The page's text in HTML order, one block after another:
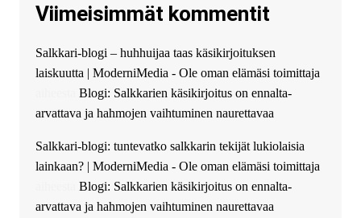
guest_4889 :Cmon Suomi 👏
The Admin: High five! You’ve
successfully installed Simple
Ajax Chat.
Viimeisimmät kommentit
Salkkari-blogi – huhhuijaa taas käsikirjoituksen
laiskuutta | ModerniMedia - Ole oman elämäsi toimittaja
Blogi: Salkkarien käsikirjoitus on ennalta-
arvattava ja hahmojen vaihtuminen naurettavaa
Salkkari-blogi: tuntevatko salkkarin tekijät lukiolaisia
lainkaan? | ModerniMedia - Ole oman elämäsi toimittaja
Blogi: Salkkarien käsikirjoitus on ennalta-
arvattava ja hahmojen vaihtuminen naurettavaa